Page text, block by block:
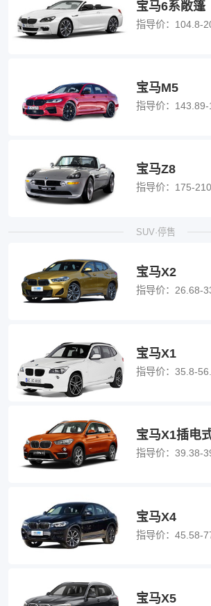
宝马6系敞篷
指导价： 104.8-
宝马M5
指导价： 143.89-
宝马Z8
指导价： 175-
SUV·停售
宝马X2
指导价： 26.68-
宝马X1
指导价： 35.8-
宝马X1插电
指导价： 39.38-
宝马X4
指导价： 45.58-
宝马X5